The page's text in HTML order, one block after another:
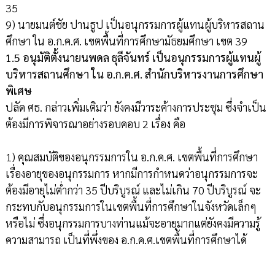
35
9) นายมนต์ชัย ปานธูป เป็นอนุกรรมการผู้แทนผู้บริหารสถาน
ศึกษา ใน อ.ก.ค.ศ. เขตพื้นที่การศึกษามัธยมศึกษา เขต 39
1.5 อนุมัติตั้งนายนพดล ธุลีจันทร์ เป็นอนุกรรมการผู้แทนผู้
บริหารสถานศึกษา ใน อ.ก.ค.ศ. สำนักบริหารงานการศึกษา
พิเศษ
ปลัด ศธ. กล่าวเพิ่มเติมว่า ยังคงมีวาระค้างการประชุม ซึ่งจำเป็น
ต้องมีการพิจารณาอย่างรอบคอบ 2 เรื่อง คือ
1) คุณสมบัติของอนุกรรมการใน อ.ก.ค.ศ. เขตพื้นที่การศึกษา
เรื่องอายุของอนุกรรมการ หากมีการกำหนดว่าอนุกรรมการจะ
ต้องมีอายุไม่ต่ำกว่า 35 ปีบริบูรณ์ และไม่เกิน 70 ปีบริบูรณ์ จะ
กระทบกับอนุกรรมการในเขตพื้นที่การศึกษาในจังหวัดเล็กๆ
หรือไม่ ซึ่งอนุกรรมการบางท่านแม้จะอายุมากแต่ยังคงมีความรู้
ความสามารถ เป็นที่พึ่งของ อ.ก.ค.ศ.เขตพื้นที่การศึกษาได้